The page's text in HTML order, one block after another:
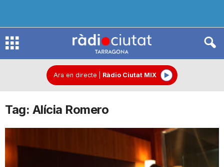
R
d
Ara en directe Ràdio Ciutat MIX
Tag: Alícia Romero